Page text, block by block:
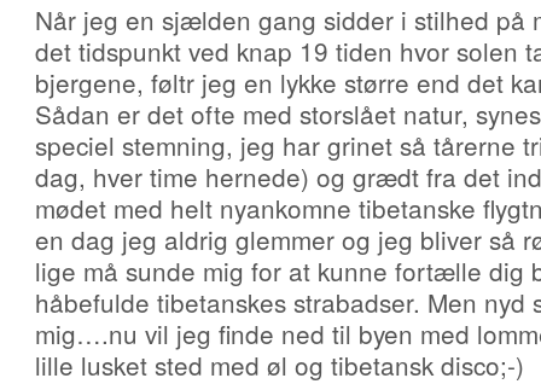
Når jeg en sjælden gang sidder i stilhed på
det tidspunkt ved knap 19 tiden hvor solen
bjergene, føltr jeg en lykke større end det
Sådan er det ofte med storslået natur,
speciel stemning, jeg har grinet så tårerne
dag, hver time hernede) og grædt fra det
mødet med helt nyankomne tibetanske
en dag jeg aldrig glemmer og jeg bliver så
lige må sunde mig for at kunne fortælle dig
håbefulde tibetanskes strabadser. Men nyd
mig….nu vil jeg finde ned til byen med
lille lusket sted med øl og tibetansk disco;-)